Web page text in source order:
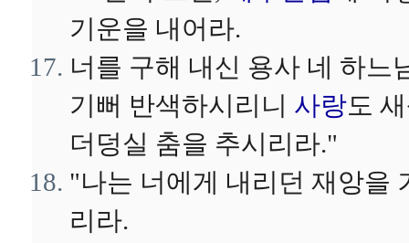
기운을 내어라.
너를 구해 내신 용사 네 하느
기뻐 반색하시리니 사랑도
더덩실 춤을 추시리라."
"나는 너에게 내리던 재앙을
리라.